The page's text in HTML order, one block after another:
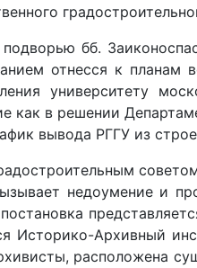
бб.
отнесся к планам
университету
как в решении
вывода РГГУ из
недоумение и
Историко-Архивный
расположена